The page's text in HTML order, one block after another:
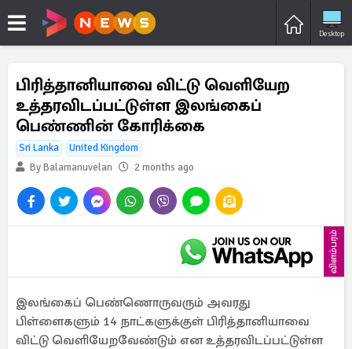
Desktop
பிரித்தானியாவை விட்டு வெளியேற
உத்தரவிடப்பட்டுள்ள இலங்கைப்
பெண்ணின் கோரிக்கை
Sri Lanka
United Kingdom
By Balamanuvelan
2 months ago
விளம்பரம்
இலங்கைப் பெண்ணொருவரும் அவரது
பிள்ளைகளும் 14 நாட்களுக்குள் பிரித்தானியாவை
விட்டு வெளியேறவேண்டும் என உத்தரவிடப்பட்டுள்ள